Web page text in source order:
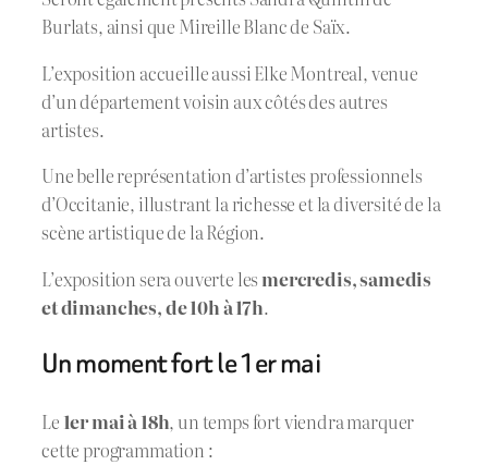
Burlats, ainsi que Mireille Blanc de Saïx.
L’exposition accueille aussi Elke Montreal, venue
d’un département voisin aux côtés des autres
artistes.
Une belle représentation d’artistes professionnels
d’Occitanie, illustrant la richesse et la diversité de la
scène artistique de la Région.
L’exposition sera ouverte lesmercredis, samedis
et dimanches, de 10h à 17h.
Un moment fort le 1er mai
Le 1er mai à 18h, un temps fort viendra marquer
cette programmation :